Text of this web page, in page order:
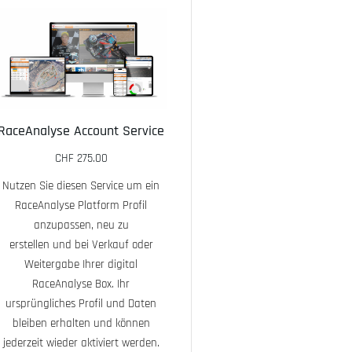
Account Service
CHF275.00
Nutzen Sie diesen Service um ein
RaceAnalyse Platform Profil
anzupassen, neu zu
erstellen und bei Verkauf oder
Weitergabe Ihrer digital
RaceAnalyse Box. Ihr
ursprüngliches Profil und Daten
bleiben erhalten und können
jederzeit wieder aktiviert werden.